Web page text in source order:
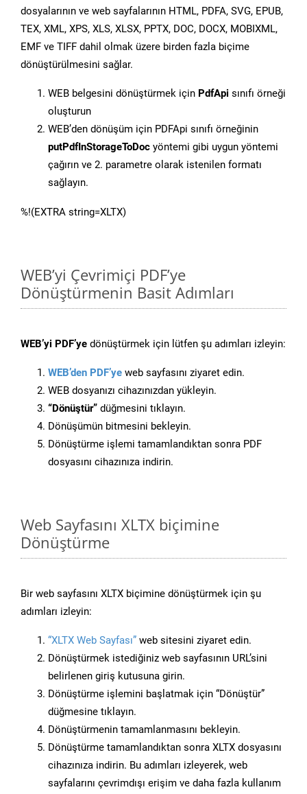
dosyalarının ve web sayfalarının HTML, PDFA, SVG, EPUB,
TEX, XML, XPS, XLS, XLSX, PPTX, DOC, DOCX, MOBIXML,
EMF ve TIFF dahil olmak üzere birden fazla biçime
dönüştürülmesini sağlar.
WEB belgesini dönüştürmek için PdfApi sınıfı örneği
oluşturun
WEB’den dönüşüm için PDFApi sınıfı örneğinin
putPdfInStorageToDoc yöntemi gibi uygun yöntemi
çağırın ve 2. parametre olarak istenilen formatı
sağlayın.
%!(EXTRA string=XLTX)
WEB’yi Çevrimiçi PDF’ye
Dönüştürmenin Basit Adımları
WEB’yi PDF’ye dönüştürmek için lütfen şu adımları izleyin:
WEB’den PDF’ye web sayfasını ziyaret edin.
WEB dosyanızı cihazınızdan yükleyin.
“Dönüştür” düğmesini tıklayın.
Dönüşümün bitmesini bekleyin.
Dönüştürme işlemi tamamlandıktan sonra PDF
dosyasını cihazınıza indirin.
Web Sayfasını XLTX biçimine
Dönüştürme
Bir web sayfasını XLTX biçimine dönüştürmek için şu
adımları izleyin:
“XLTX Web Sayfası” web sitesini ziyaret edin.
Dönüştürmek istediğiniz web sayfasının URL’sini
belirlenen giriş kutusuna girin.
Dönüştürme işlemini başlatmak için “Dönüştür”
düğmesine tıklayın.
Dönüştürmenin tamamlanmasını bekleyin.
Dönüştürme tamamlandıktan sonra XLTX dosyasını
cihazınıza indirin. Bu adımları izleyerek, web
sayfalarını çevrimdışı erişim ve daha fazla kullanım